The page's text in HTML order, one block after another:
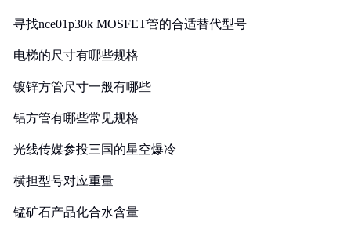
寻找nce01p30k MOSFET管的合适替代型号
电梯的尺寸有哪些规格
镀锌方管尺寸一般有哪些
铝方管有哪些常见规格
光线传媒参投三国的星空爆冷
横担型号对应重量
锰矿石产品化合水含量